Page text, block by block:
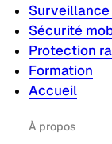
Surveillance
Sécurité
Protection
Formation
Accueil
À propos